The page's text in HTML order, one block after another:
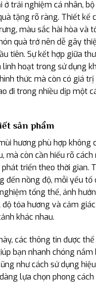
ở trải nghiệm cá nhân,
tặng rõ ràng. Thiết kế
màu sắc hài hòa và
quà trở nên dễ gây
tiên. Sự kết hợp giữa
linh hoạt trong sử dụng
thức mà còn có giá
đi trong nhiều dịp một
sản phẩm
hương phù hợp không
mà còn cần hiểu rõ cách
triển theo thời gian.
đến nồng độ, mỗi yếu tố
tổng thể, ảnh
tỏa hương và cảm
khác nhau.
các thông tin được thể
bạn nhanh chóng nắm
như cách sử dụng
lựa chọn phong